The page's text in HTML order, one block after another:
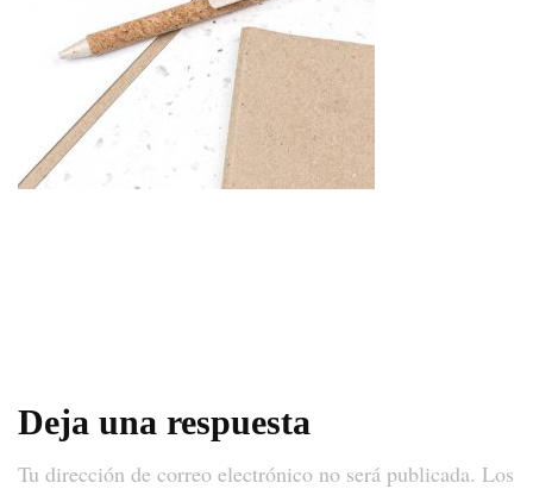
Deja una respuesta
Tu dirección de correo electrónico no será publicada. Los